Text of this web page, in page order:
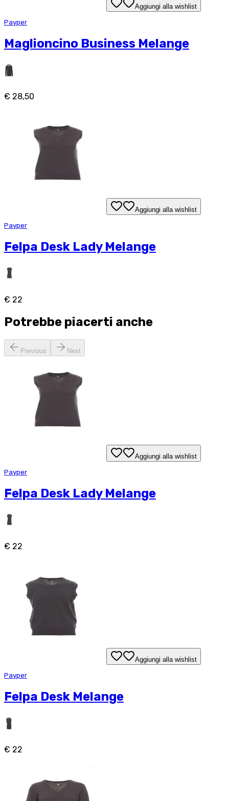
Aggiungi alla wishlist
Payper
Maglioncino Business Melange
€ 28,50
Aggiungi alla wishlist
Payper
Felpa Desk Lady Melange
€ 22
Potrebbe piacerti anche
Previous Next
Aggiungi alla wishlist
Payper
Felpa Desk Lady Melange
€ 22
Aggiungi alla wishlist
Payper
Felpa Desk Melange
€ 22